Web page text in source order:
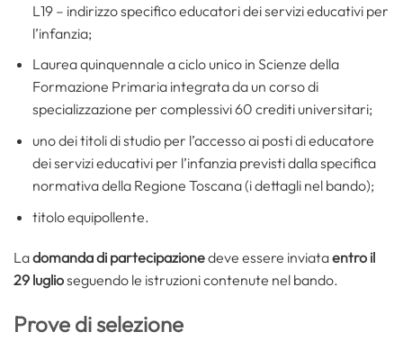
L19 – indirizzo specifico educatori dei servizi educativi per
l’infanzia;
Laurea quinquennale a ciclo unico in Scienze della
Formazione Primaria integrata da un corso di
specializzazione per complessivi 60 crediti universitari;
uno dei titoli di studio per l’accesso ai posti di educatore
dei servizi educativi per l’infanzia previsti dalla specifica
normativa della Regione Toscana (i dettagli nel bando);
titolo equipollente.
Ladomanda di partecipazionedeve essere inviataentro il
29 luglioseguendo le istruzioni contenute nel bando.
Prove di selezione